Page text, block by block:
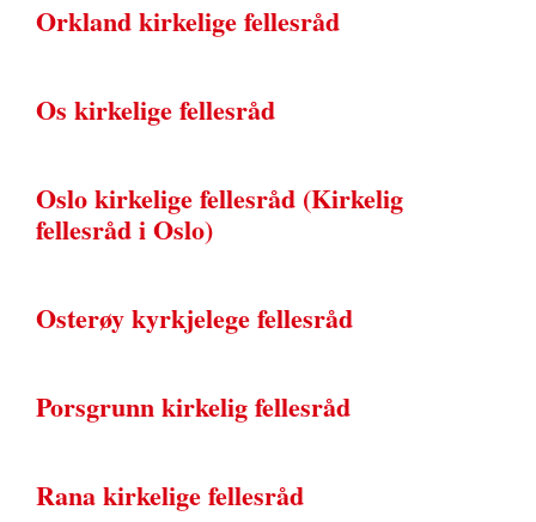
Orkland kirkelige fellesråd
Os kirkelige fellesråd
Oslo kirkelige fellesråd (Kirkelig
fellesråd i Oslo)
Osterøy kyrkjelege fellesråd
Porsgrunn kirkelig fellesråd
Rana kirkelige fellesråd